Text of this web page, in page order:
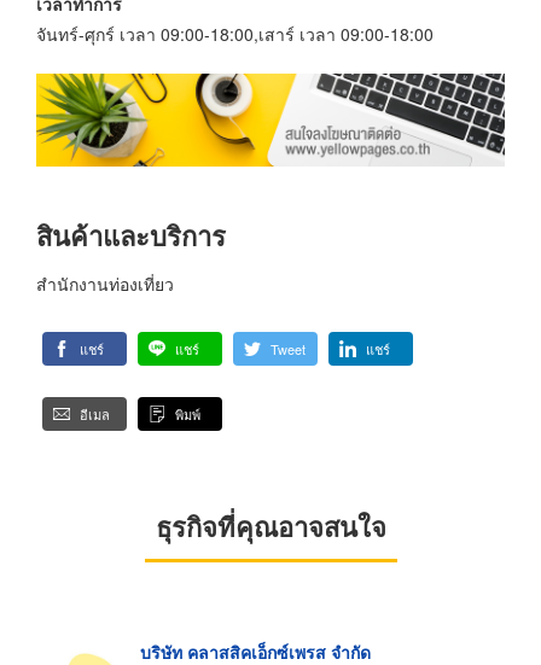
จันทร์-ศุกร์ เวลา 09:00-18:00,เสาร์ เวลา 09:00-18:00
สินค้าและบริการ
สำนักงานท่องเที่ยว
แชร์ แชร์ Tweet แชร์
อีเมล พิมพ์
ธุรกิจที่คุณอาจสนใจ
บริษัท คลาสสิคเอ็กซ์เพรส จำกัด